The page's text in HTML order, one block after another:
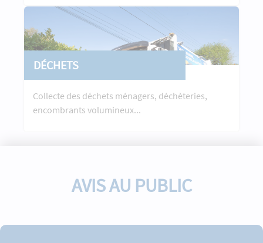
DÉCHETS
Collecte des déchets ménagers, déchèteries,
encombrants volumineux...
AVIS AU PUBLIC